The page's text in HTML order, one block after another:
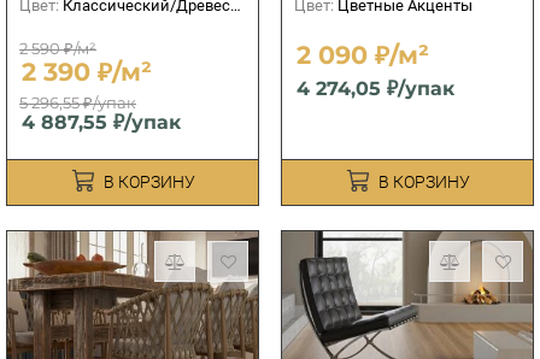
Цвет: Классический/Древесный
2 590 ₽/м²
2 390 ₽/м²
5 296,55 ₽/упак
4 887,55 ₽/упак
В КОРЗИНУ
Цвет: Цветные Акценты
2 090 ₽/м²
4 274,05 ₽/упак
В КОРЗИНУ